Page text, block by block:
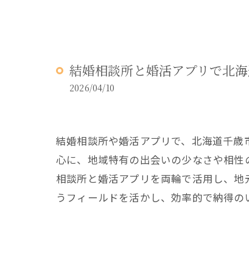
結婚相談所と婚活アプリで北
2026/04/10
結婚相談所や婚活アプリで、北海道千
心に、地域特有の出会いの少なさや相
相談所と婚活アプリを両輪で活用し、
うフィールドを活かし、効率的で納得